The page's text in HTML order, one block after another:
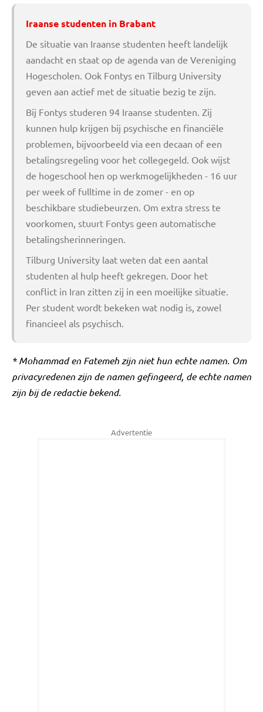
Iraanse studenten in Brabant
De situatie van Iraanse studenten heeft landelijk
aandacht en staat op de agenda van de Vereniging
Hogescholen. Ook Fontys en Tilburg University
geven aan actief met de situatie bezig te zijn.
Bij Fontys studeren 94 Iraanse studenten. Zij
kunnen hulp krijgen bij psychische en financiële
problemen, bijvoorbeeld via een decaan of een
betalingsregeling voor het collegegeld. Ook wijst
de hogeschool hen op werkmogelijkheden - 16 uur
per week of fulltime in de zomer - en op
beschikbare studiebeurzen. Om extra stress te
voorkomen, stuurt Fontys geen automatische
betalingsherinneringen.
Tilburg University laat weten dat een aantal
studenten al hulp heeft gekregen. Door het
conflict in Iran zitten zij in een moeilijke situatie.
Per student wordt bekeken wat nodig is, zowel
financieel als psychisch.
* Mohammad en Fatemeh zijn niet hun echte namen. Om
privacyredenen zijn de namen gefingeerd, de echte namen
zijn bij de redactie bekend.
Advertentie